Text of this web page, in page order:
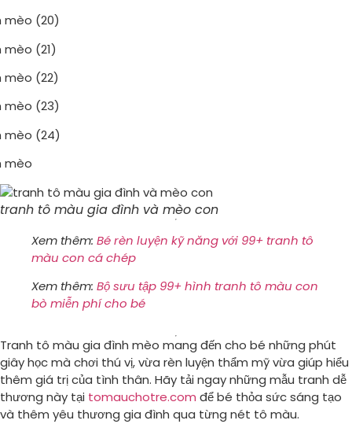
tranh tô màu gia đình và mèo con
Xem thêm: Bé rèn luyện kỹ năng với 99+ tranh tô
màu con cá chép
Xem thêm: Bộ sưu tập 99+ hình tranh tô màu con
bò miễn phí cho bé
Tranh tô màu gia đình mèo mang đến cho bé những phút
giây học mà chơi thú vị, vừa rèn luyện thẩm mỹ vừa giúp hiểu
thêm giá trị của tình thân. Hãy tải ngay những mẫu tranh dễ
thương này tại tomauchotre.com để bé thỏa sức sáng tạo
và thêm yêu thương gia đình qua từng nét tô màu.